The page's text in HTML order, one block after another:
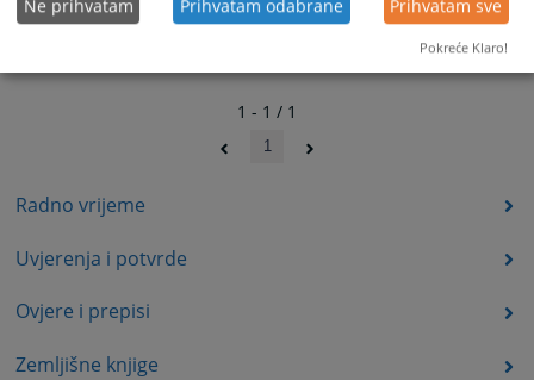
Radno vrijeme
Uvjerenja i potvrde
Ovjere i prepisi
Zemljišne knjige
1 - 1 / 1
1
Ne prihvatam Prihvatam odabrane Prihvatam sve
Pokreće Klaro!